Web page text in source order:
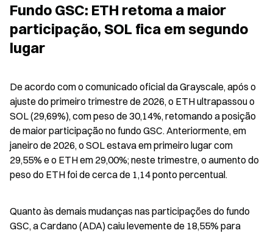
Fundo GSC: ETH retoma a maior
participação, SOL fica em segundo
lugar
De acordo com o comunicado oficial da Grayscale, após o
ajuste do primeiro trimestre de 2026, o ETH ultrapassou o
SOL (29,69%), com peso de 30,14%, retomando a posição
de maior participação no fundo GSC. Anteriormente, em
janeiro de 2026, o SOL estava em primeiro lugar com
29,55% e o ETH em 29,00%; neste trimestre, o aumento do
peso do ETH foi de cerca de 1,14 ponto percentual.
Quanto às demais mudanças nas participações do fundo
GSC, a Cardano (ADA) caiu levemente de 18,55% para